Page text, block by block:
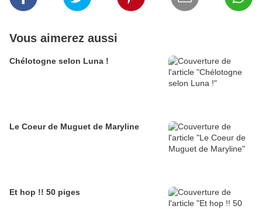
Vous aimerez aussi
Chélotogne selon Luna !
Le Coeur de Muguet de Maryline
Et hop !! 50 piges